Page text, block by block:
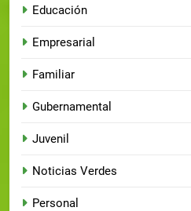
Educación
Empresarial
Familiar
Gubernamental
Juvenil
Noticias Verdes
Personal